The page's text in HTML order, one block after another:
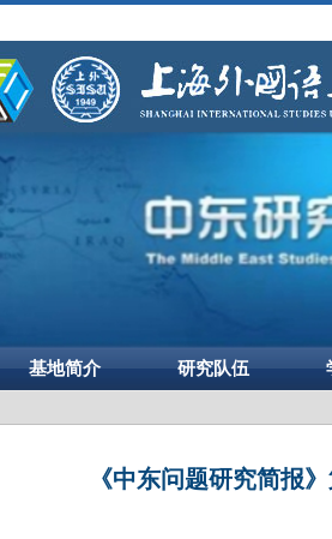
基地简介 研究队伍
《中东问题研究简报